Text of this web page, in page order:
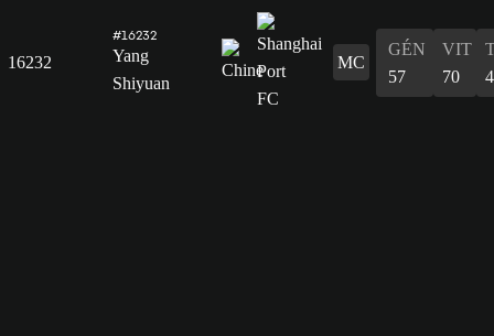
16232
#16232
Yang
Shiyuan
MC
GÉN
57
VIT
70